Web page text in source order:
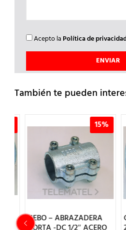
Acepto la Política de
También te pueden
15%
GEBO – ABRAZADERA